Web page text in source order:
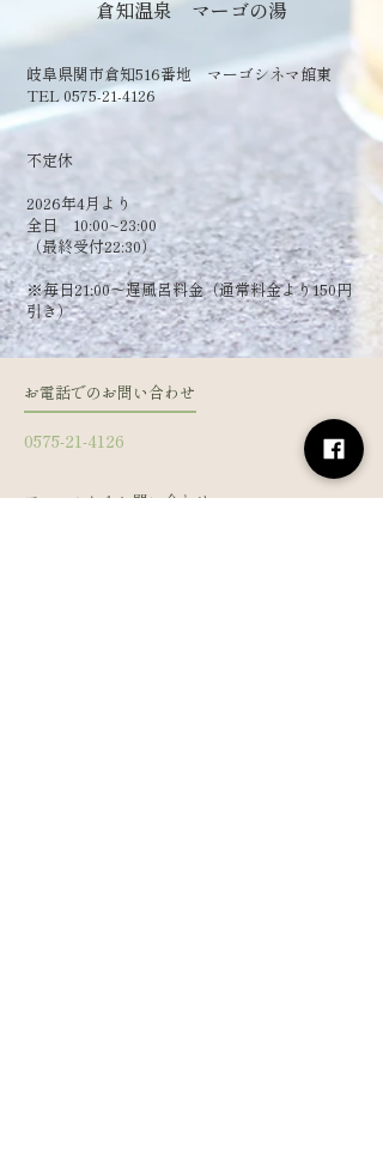
倉知温泉 マーゴの湯
岐阜県関市倉知516番地 マーゴシネマ館東
TEL 0575-21-4126
​不定休
2026年4月より
全日 10:00~23:00
（最終受付22:30）
​※毎日21:00～遅風呂料金（通常料金より150円
引き）
お電話でのお問い合わせ
0575-21-4126
フォームからお問い合わせ